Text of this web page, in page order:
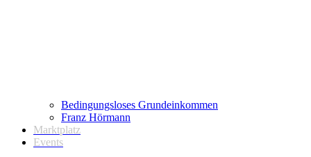
Bedingungsloses Grundeinkommen
Franz Hörmann
Marktplatz
Events